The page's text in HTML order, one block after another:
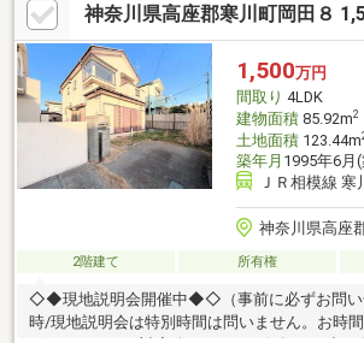
神奈川県高座郡寒川町岡田８
1,500万円
間取り 4LDK
建物面積85.92m2
土地面積123.44m
築年月 1995年6月
ＪＲ相模線 寒
神奈川県高座
2階建て 所有権
◇◆現地説明会開催中◆◇（事前に必ずお問い
時/現地説明会は特別時間は問いません。お時